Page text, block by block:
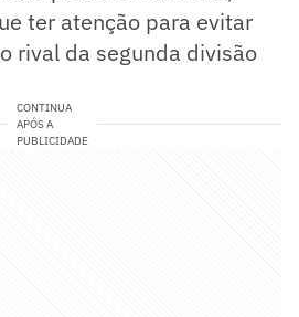
ter atenção para evitar
rival da segunda divisão
CONTINUA
APÓS A
PUBLICIDADE